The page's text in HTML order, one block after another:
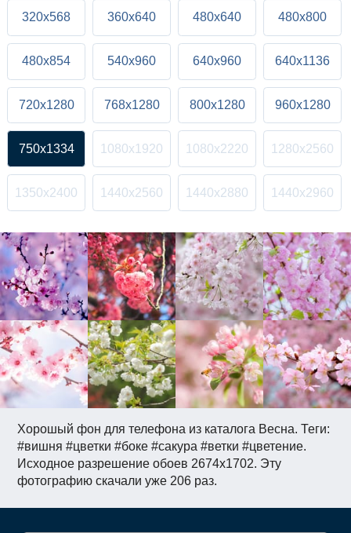
Хорошый фон для телефона из каталога Весна. Теги:
#вишня #цветки #боке #сакура #ветки #цветение.
Исходное разрешение обоев 2674x1702. Эту
фотографию скачали уже 206 раз.
320x568 360x640 480x640 480x800
480x854 540x960 640x960 640x1136
720x1280 768x1280 800x1280 960x1280
750x1334 1080x1920 1080x2220 1280x2560
1350x2400 1440x2560 1440x2880 1440x2960